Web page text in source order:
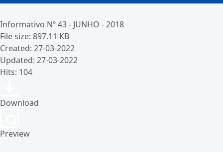
Informativo Nº 43 - JUNHO - 2018
File size: 897.11 KB
Created: 27-03-2022
Updated: 27-03-2022
Hits: 104
Download
Preview